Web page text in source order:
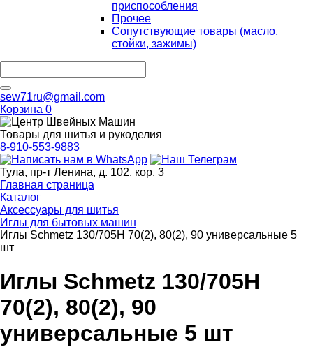
приспособления
Прочее
Сопутствующие товары (масло,
стойки, зажимы)
sew71ru@gmail.com
Корзина 0
Товары для шитья и рукоделия
8-910-553-9883
Тула, пр-т Ленина, д. 102, кор. 3
Главная страница
Каталог
Аксессуары для шитья
Иглы для бытовых машин
Иглы Schmetz 130/705H 70(2), 80(2), 90 универсальные 5
шт
Иглы Schmetz 130/705H
70(2), 80(2), 90
универсальные 5 шт